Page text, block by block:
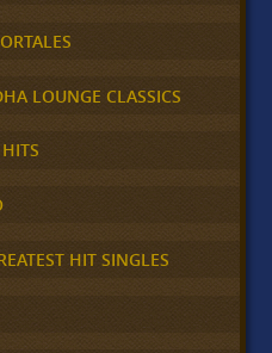
LOUNGE CLASSICS
HIT SINGLES